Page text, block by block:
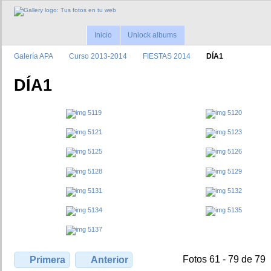
Inicio Unlock albums
Galerí­a APA Curso 2013-2014 FIESTAS 2014 DÍA1
DÍA1
Primera Anterior Fotos 61 - 79 de 79